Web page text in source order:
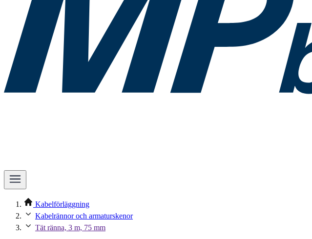
Kabelförläggning
Kabelrännor och armaturskenor
Tät ränna, 3 m, 75 mm